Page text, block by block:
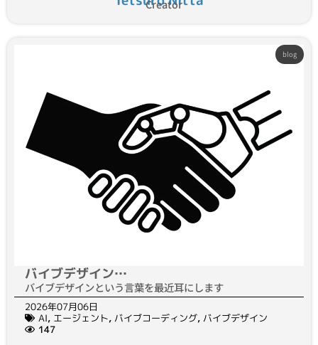
Creator
blog
バイブデザイン…
バイブデザインという言葉を最近耳にします
2026年07月06日
AI, エージェント, バイブコーディング, バイブデザイン
147